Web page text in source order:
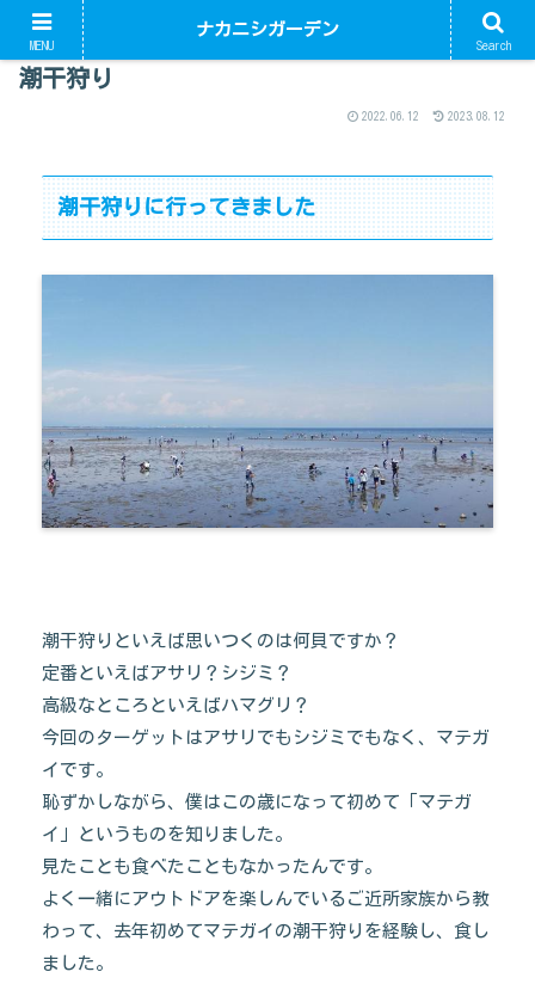
潮干狩り
2022.06.12 2023.08.12
潮干狩りに行ってきました
潮干狩りといえば思いつくのは何貝ですか？
定番といえばアサリ？シジミ？
高級なところといえばハマグリ？
今回のターゲットはアサリでもシジミでもなく、マテガ
イです。
恥ずかしながら、僕はこの歳になって初めて「マテガ
イ」というものを知りました。
見たことも食べたこともなかったんです。
よく一緒にアウトドアを楽しんでいるご近所家族から教
わって、去年初めてマテガイの潮干狩りを経験し、食し
ました。
MENU
ナカニシガーデン
Search